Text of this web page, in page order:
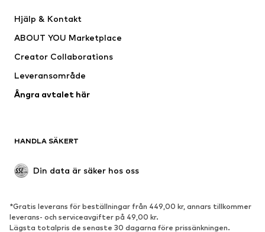
Underkläder
Kappor
Badkläder
Upcycling
Populärt
Hjälp & Kontakt
ABOUT YOU Marketplace
Creator Collaborations
Leveransområde
Ångra avtalet här
HANDLA SÄKERT
Din data är säker hos oss
*Gratis leverans för beställningar från 449,00 kr, annars tillkommer
leverans- och serviceavgifter på 49,00 kr.
Lägsta totalpris de senaste 30 dagarna före prissänkningen.